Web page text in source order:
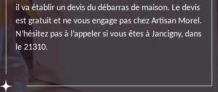
il va établir un devis du débarras de maison. Le devis
est gratuit et ne vous engage pas chez Artisan Morel.
N’hésitez pas à l’appeler si vous êtes à Jancigny, dans
le 21310.